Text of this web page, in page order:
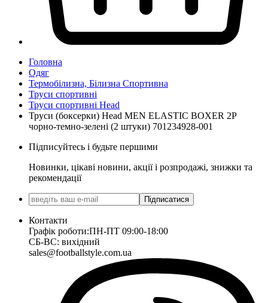
Головна
Одяг
Термобілизна, Білизна Спортивна
Труси спортивні
Труси спортивні Head
Труси (боксерки) Head MEN ELASTIC BOXER 2P
чорно-темно-зелені (2 штуки) 701234928-001
Підписуйтесь і будьте першими
Новинки, цікаві новини, акції і розпродажі, знижки та
рекомендації
Підписатися
Контакти
Графік роботи:ПН-ПТ 09:00-18:00
СБ-ВС: вихідний
sales@footballstyle.com.ua